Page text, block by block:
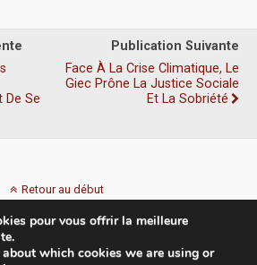
De Se
Publication Suivante
Face À La Crise Climatique, Le
Giec Prône La Justice Sociale
Et La Sobriété
Retour au début
pour vous offrir la meilleure
which cookies we are using or